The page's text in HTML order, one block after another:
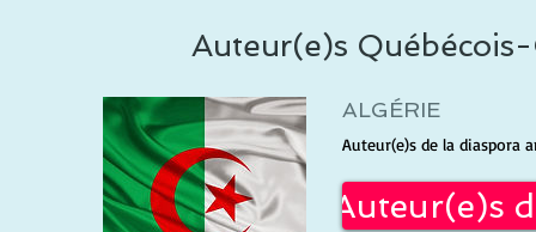
Auteur(e)s
ALGÉRIE
Auteur(e)s de la diaspora
Auteur(e)s